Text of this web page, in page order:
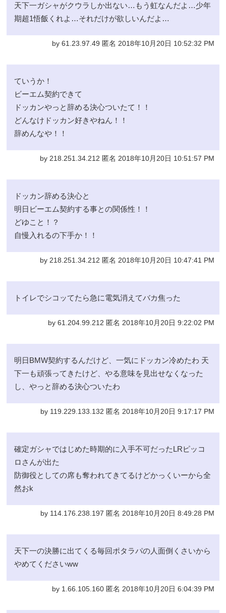
天下一ガシャがクウラしか出ない…もう虹なんだよ…少年
期超1悟飯くれよ…それだけが欲しいんだよ…
by 61.23.97.49 匿名 2018年10月20日 10:52:32 PM
ていうか！
ビーエム契約できて
ドッカンやっと辞める決心ついたて！！
どんなけドッカン好きやねん！！
辞めんなや！！
by 218.251.34.212 匿名 2018年10月20日 10:51:57 PM
ドッカン辞める決心と
明日ビーエム契約する事との関係性！！
どゆこと！？
自慢入れるの下手か！！
by 218.251.34.212 匿名 2018年10月20日 10:47:41 PM
トイレでシコッてたら急に電気消えてバカ焦った
by 61.204.99.212 匿名 2018年10月20日 9:22:02 PM
明日BMW契約するんだけど、一気にドッカン冷めたわ 天
下一も頑張ってきたけど、やる意味を見出せなくなった
し、やっと辞める決心ついたわ
by 119.229.133.132 匿名 2018年10月20日 9:17:17 PM
確定ガシャではじめた時期的に入手不可だったLRピッコ
ロさんが出た
防御役としての席も奪われてきてるけどかっくいーから全
然おk
by 114.176.238.197 匿名 2018年10月20日 8:49:28 PM
天下一の決勝に出てくる毎回ポタラパの人面倒くさいから
やめてくださいww
by 1.66.105.160 匿名 2018年10月20日 6:04:39 PM